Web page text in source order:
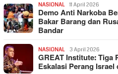
NASIONAL 11 April 2026
Demo Anti Narkoba
Bakar Barang dan
Bandar
NASIONAL 3 April 2026
GREAT Institute: Tiga
Eskalasi Perang Israel